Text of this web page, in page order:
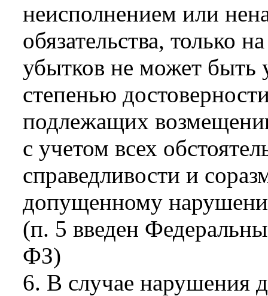
неисполнением или
обязательства, только
убытков не может быть
степенью
подлежащих
с учетом всех
справедливости и
допущенному
(п. 5 введен
ФЗ)
6. В случае нарушения